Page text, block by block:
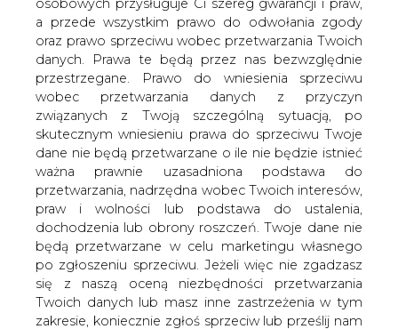
a przede wszystkim prawo do odwołania zgody
oraz prawo sprzeciwu wobec przetwarzania Twoich
danych. Prawa te będą przez nas bezwzględnie
przestrzegane. Prawo do wniesienia sprzeciwu
wobec przetwarzania danych z przyczyn
związanych z Twoją szczególną sytuacją, po
skutecznym wniesieniu prawa do sprzeciwu Twoje
dane nie będą przetwarzane o ile nie będzie istnieć
ważna prawnie uzasadniona podstawa do
przetwarzania, nadrzędna wobec Twoich interesów,
praw i wolności lub podstawa do ustalenia,
dochodzenia lub obrony roszczeń. Twoje dane nie
będą przetwarzane w celu marketingu własnego
po zgłoszeniu sprzeciwu. Jeżeli więc nie zgadzasz
się z naszą oceną niezbędności przetwarzania
Twoich danych lub masz inne zastrzeżenia w tym
zakresie, koniecznie zgłoś sprzeciw lub prześlij nam
PSE-Operator opublikował dwa
komunikaty OSP: - dot. aneksów do
umów o świadczenie usług przesyłania
energii elektrycznej z kontrahentem
typu Przedsiębiorstwo Obrotu,
Odbiorca Końcowy, Wytwórca
Systemowy i Elektrociepłownia oraz -
dot. umów o świadczenie usług
przesyłania energii elektrycznej z
kontrahentami OSP typu OSD i URBsd.
Komunikat OSP dot. aneksów do umów o świadczenie
usług przesyłania energii elektrycznej z kontrahentem
typu Przedsiębiorstwo Obrotu, Odbiorca Końcowy,
Wytwórca Systemowy i Elektrociepłownia.